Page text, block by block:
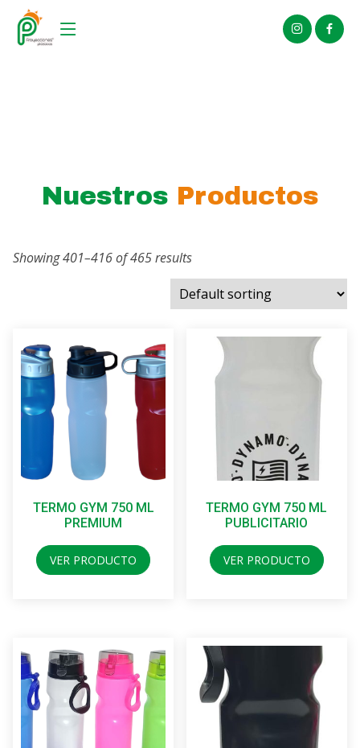
Nuestros Productos
Showing 401–416 of 465 results
TERMO GYM 750 ML
PREMIUM
VER PRODUCTO
TERMO GYM 750 ML
PUBLICITARIO
VER PRODUCTO